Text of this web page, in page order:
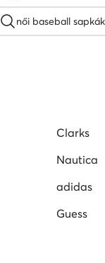
női baseball sapkák
Clarks
Nautica
adidas
Guess